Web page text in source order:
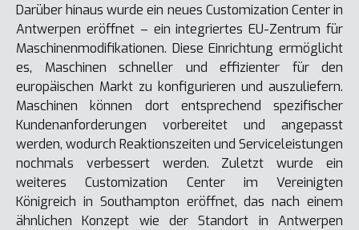
Darüber hinaus wurde ein neues Customization Center in
Antwerpen eröffnet – ein integriertes EU-Zentrum für
Maschinenmodifikationen. Diese Einrichtung ermöglicht
es, Maschinen schneller und effizienter für den
europäischen Markt zu konfigurieren und auszuliefern.
Maschinen können dort entsprechend spezifischer
Kundenanforderungen vorbereitet und angepasst
werden, wodurch Reaktionszeiten und Serviceleistungen
nochmals verbessert werden. Zuletzt wurde ein
weiteres Customization Center im Vereinigten
Königreich in Southampton eröffnet, das nach einem
ähnlichen Konzept wie der Standort in Antwerpen